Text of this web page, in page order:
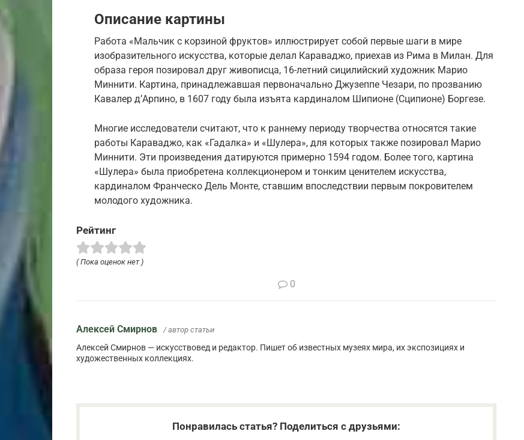
Описание картины
Работа «Мальчик с корзиной фруктов» иллюстрирует собой первые шаги в мире
изобразительного искусства, которые делал Караваджо, приехав из Рима в Милан. Для
образа героя позировал друг живописца, 16-летний сицилийский художник Марио
Миннити. Картина, принадлежавшая первоначально Джузеппе Чезари, по прозванию
Кавалер д’Арпино, в 1607 году была изъята кардиналом Шипионе (Сципионе) Боргезе.
Многие исследователи считают, что к раннему периоду творчества относятся такие
работы Караваджо, как «Гадалка» и «Шулера», для которых также позировал Марио
Миннити. Эти произведения датируются примерно 1594 годом. Более того, картина
«Шулера» была приобретена коллекционером и тонким ценителем искусства,
кардиналом Франческо Дель Монте, ставшим впоследствии первым покровителем
молодого художника.
Рейтинг
( Пока оценок нет )
0
Алексей Смирнов / автор статьи
Алексей Смирнов — искусствовед и редактор. Пишет об известных музеях мира, их экспозициях и
художественных коллекциях.
Понравилась статья? Поделиться с друзьями: